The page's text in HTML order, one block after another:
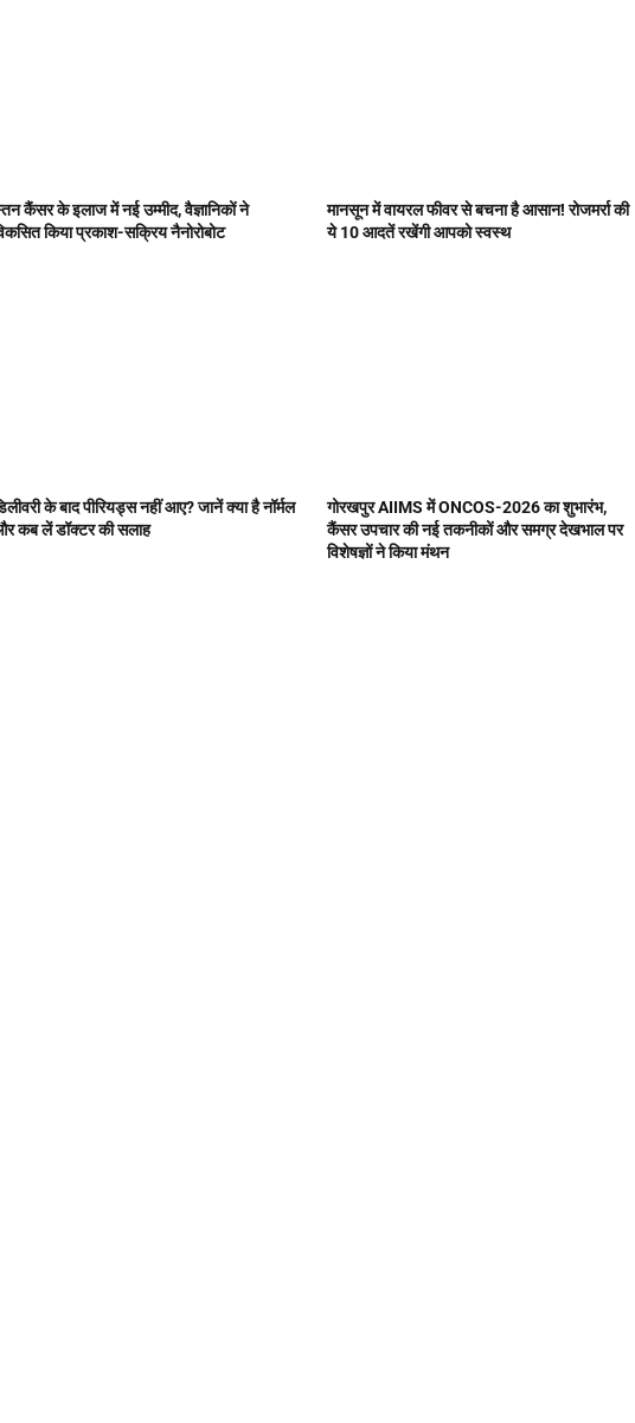
कैंसर के इलाज में नई उम्मीद, वैज्ञानिकों ने
किया प्रकाश-सक्रिय नैनोरोबोट
मानसून में वायरल फीवर से बचना है आसान! रोजमर्रा की
ये 10 आदतें रखेंगी आपको स्वस्थ
के बाद पीरियड्स नहीं आए? जानें क्या है नॉर्मल
कब लें डॉक्टर की सलाह
गोरखपुर AIIMS में ONCOS-2026 का शुभारंभ,
कैंसर उपचार की नई तकनीकों और समग्र देखभाल पर
विशेषज्ञों ने किया मंथन